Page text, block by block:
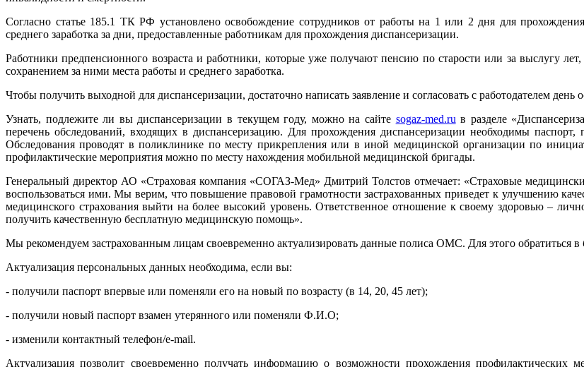
Согласно статье 185.1 ТК РФ установлено освобождение сотрудников от работы на 1 или 2 дня для
среднего заработка за дни, предоставленные работникам для прохождения диспансеризации.
Работники предпенсионного возраста и работники, которые уже получают пенсию по старости или за выслугу
сохранением за ними места работы и среднего заработка.
Чтобы получить выходной для диспансеризации, достаточно написать заявление и согласовать с работодателем день
Узнать, подлежите ли вы диспансеризации в текущем году, можно на сайте sogaz-med.ru в разделе
перечень обследований, входящих в диспансеризацию. Для прохождения диспансеризации необходимы
Обследования проводят в поликлинике по месту прикрепления или в иной медицинской организации по
профилактические мероприятия можно по месту нахождения мобильной медицинской бригады.
Генеральный директор АО «Страховая компания «СОГАЗ-Мед» Дмитрий Толстов отмечает: «Страховые
воспользоваться ими. Мы верим, что повышение правовой грамотности застрахованных приведет к улучшению
медицинского страхования выйти на более высокий уровень. Ответственное отношение к своему здоровью –
получить качественную бесплатную медицинскую помощь».
Мы рекомендуем застрахованным лицам своевременно актуализировать данные полиса ОМС. Для этого
Актуализация персональных данных необходима, если вы:
- получили паспорт впервые или поменяли его на новый по возрасту (в 14, 20, 45 лет);
- получили новый паспорт взамен утерянного или поменяли Ф.И.О;
- изменили контактный телефон/e-mail.
Актуализация позволит своевременно получать информацию о возможности прохождения